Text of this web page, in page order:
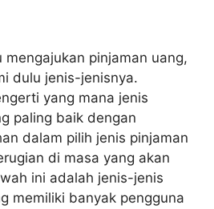
mengajukan pinjaman uang,
dulu jenis-jenisnya.
yang mana jenis
paling baik dengan
dalam pilih jenis pinjaman
di masa yang akan
ini adalah jenis-jenis
memiliki banyak pengguna